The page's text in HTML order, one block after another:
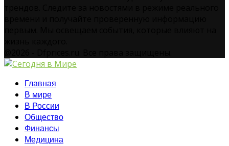
Главная
В мире
В России
Общество
Финансы
Медицина